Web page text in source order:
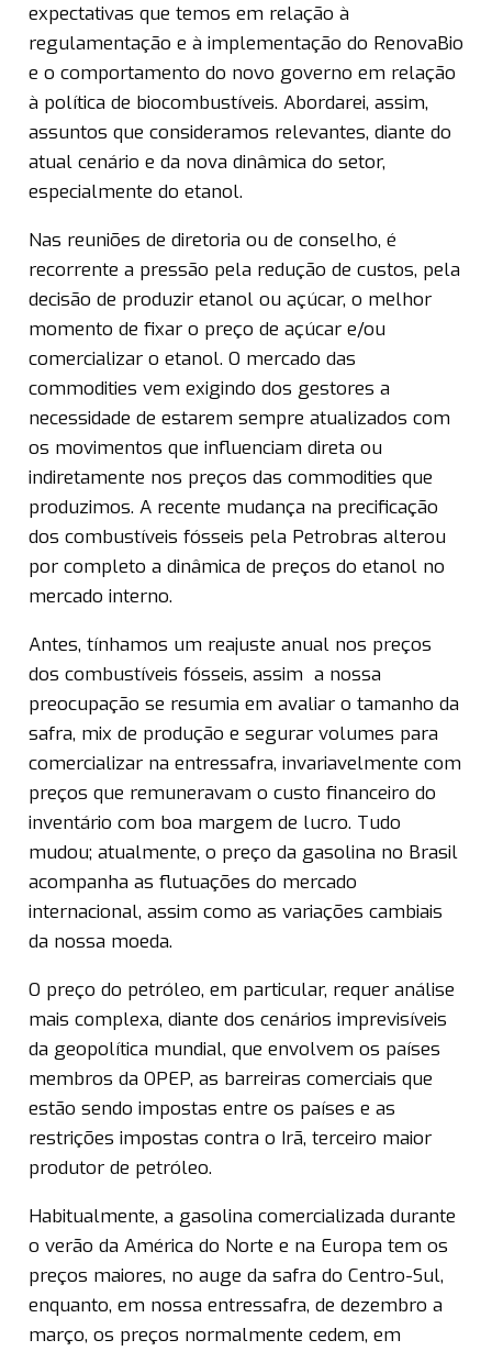
expectativas que temos em relação à
regulamentação e à implementação do RenovaBio
e o comportamento do novo governo em relação
à política de biocombustíveis. Abordarei, assim,
assuntos que consideramos relevantes, diante do
atual cenário e da nova dinâmica do setor,
especialmente do etanol.
Nas reuniões de diretoria ou de conselho, é
recorrente a pressão pela redução de custos, pela
decisão de produzir etanol ou açúcar, o melhor
momento de fixar o preço de açúcar e/ou
comercializar o etanol. O mercado das
commodities vem exigindo dos gestores a
necessidade de estarem sempre atualizados com
os movimentos que influenciam direta ou
indiretamente nos preços das commodities que
produzimos. A recente mudança na precificação
dos combustíveis fósseis pela Petrobras alterou
por completo a dinâmica de preços do etanol no
mercado interno.
Antes, tínhamos um reajuste anual nos preços
dos combustíveis fósseis, assim a nossa
preocupação se resumia em avaliar o tamanho da
safra, mix de produção e segurar volumes para
comercializar na entressafra, invariavelmente com
preços que remuneravam o custo financeiro do
inventário com boa margem de lucro. Tudo
mudou; atualmente, o preço da gasolina no Brasil
acompanha as flutuações do mercado
internacional, assim como as variações cambiais
da nossa moeda.
O preço do petróleo, em particular, requer análise
mais complexa, diante dos cenários imprevisíveis
da geopolítica mundial, que envolvem os países
membros da OPEP, as barreiras comerciais que
estão sendo impostas entre os países e as
restrições impostas contra o Irã, terceiro maior
produtor de petróleo.
Habitualmente, a gasolina comercializada durante
o verão da América do Norte e na Europa tem os
preços maiores, no auge da safra do Centro-Sul,
enquanto, em nossa entressafra, de dezembro a
março, os preços normalmente cedem, em